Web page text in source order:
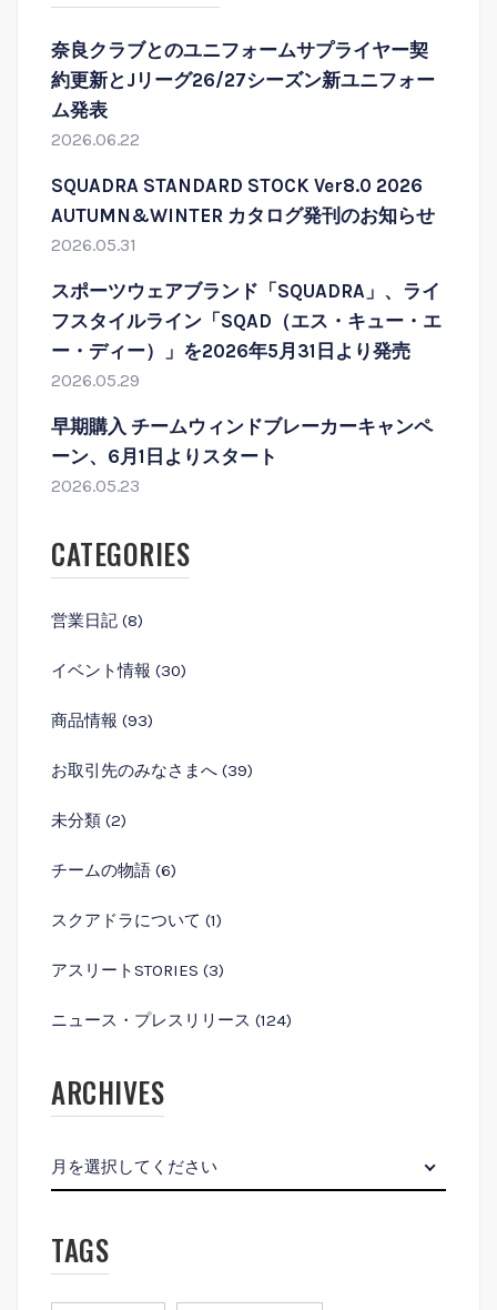
奈良クラブとのユニフォームサプライヤー契
約更新とJリーグ26/27シーズン新ユニフォー
ム発表
2026.06.22
SQUADRA STANDARD STOCK Ver8.0 2026
AUTUMN&WINTER カタログ発刊のお知らせ
2026.05.31
スポーツウェアブランド「SQUADRA」、ライ
フスタイルライン「SQAD（エス・キュー・エ
ー・ディー）」を2026年5月31日より発売
2026.05.29
早期購入 チームウィンドブレーカーキャンペ
ーン、6月1日よりスタート
2026.05.23
CATEGORIES
営業⽇記 (8)
イベント情報 (30)
商品情報 (93)
お取引先のみなさまへ (39)
未分類 (2)
チームの物語 (6)
スクアドラについて (1)
アスリートSTORIES (3)
ニュース・プレスリリース (124)
ARCHIVES
月を選択してください
TAGS